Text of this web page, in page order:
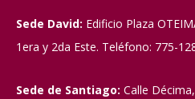
Sede David: Edificio Plaza
1era y 2da Este. Teléfono: 775-
Sede de Santiago: Calle